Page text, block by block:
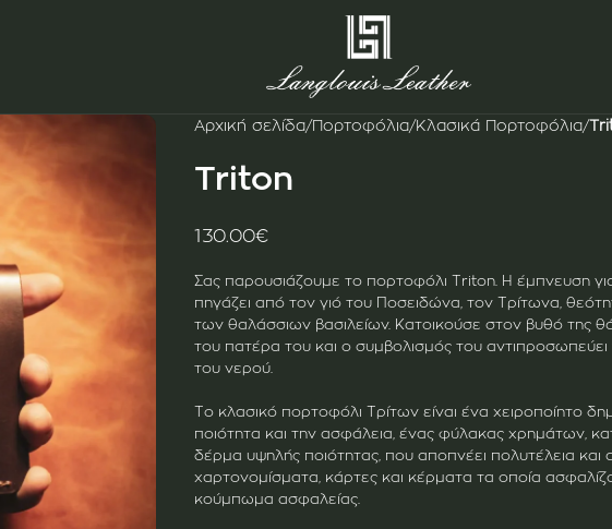
Αρχική σελίδα/Πορτοφόλια/Κλασικά Πορτοφόλια/
Triton
130.00€
Σας παρουσιάζουμε το πορτοφόλι Triton. Η έμπνευση
πηγάζει από τον γιό του Ποσειδώνα, τον Τρίτωνα,
των θαλάσσιων βασιλείων. Κατοικούσε στον βυθό της
του πατέρα του και ο συμβολισμός του
του νερού.
Το κλασικό πορτοφόλι Τρίτων είναι ένα χειροποίητο
ποιότητα και την ασφάλεια, ένας φύλακας χρημάτων,
δέρμα υψηλής ποιότητας, που αποπνέει πολυτέλεια και
χαρτονομίσματα, κάρτες και κέρματα τα οποία
κούμπωμα ασφαλείας.